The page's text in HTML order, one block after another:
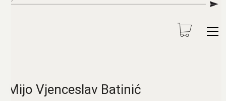
Mijo Vjenceslav Batinić